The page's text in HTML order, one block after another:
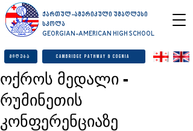
ქართულ-ამერიკული უმაღლესი
სკოლა
GEORGIAN-AMERICAN HIGH SCHOOL
მიღება Cambridge Pathway & Cognia
ოქროს მედალი -
რუმინეთის
კონფერენციაზე